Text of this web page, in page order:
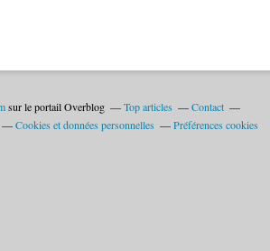
sur le portail Overblog Top articles
Contact
Cookies et données personnelles Préférences cookies